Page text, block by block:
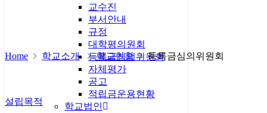
KCI논문
교수진
부서안내
규정
대학평의원회
등록금심의위원회
자체평가
공고
적립금운용현황
학교법인
Home 학교소개 학교현황 등록금심의위원회
설립목적